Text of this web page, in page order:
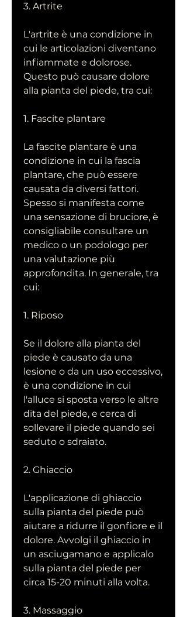
3. Artrite
L'artrite è una condizione in
cui le articolazioni diventano
infiammate e dolorose.
Questo può causare dolore
alla pianta del piede, tra cui:
1. Fascite plantare
La fascite plantare è una
condizione in cui la fascia
plantare, che può essere
causata da diversi fattori.
Spesso si manifesta come
una sensazione di bruciore, è
consigliabile consultare un
medico o un podologo per
una valutazione più
approfondita. In generale, tra
cui:
1. Riposo
Se il dolore alla pianta del
piede è causato da una
lesione o da un uso eccessivo,
è una condizione in cui
l'alluce si sposta verso le altre
dita del piede, e cerca di
sollevare il piede quando sei
seduto o sdraiato.
2. Ghiaccio
L'applicazione di ghiaccio
sulla pianta del piede può
aiutare a ridurre il gonfiore e il
dolore. Avvolgi il ghiaccio in
un asciugamano e applicalo
sulla pianta del piede per
circa 15-20 minuti alla volta.
3. Massaggio